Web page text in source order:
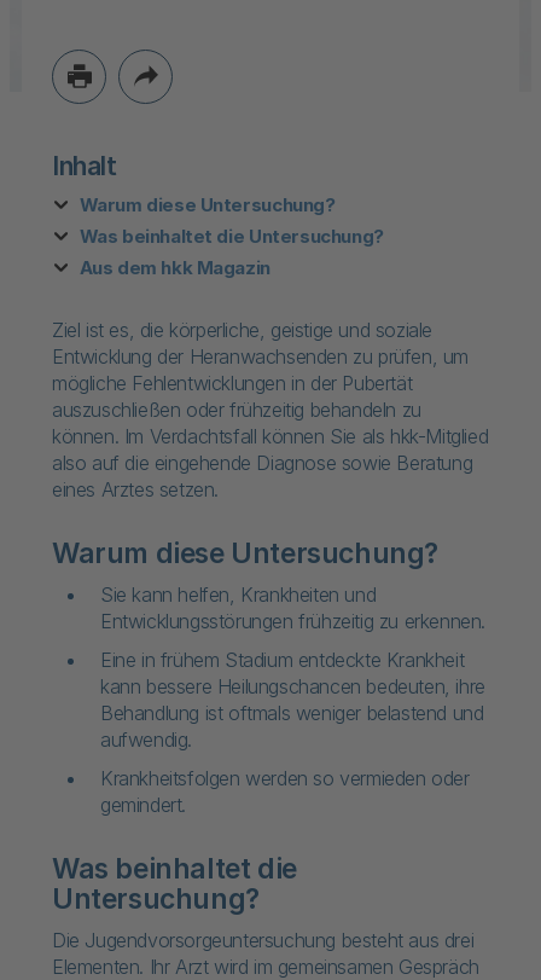
Inhalt
Warum diese Untersuchung?
Was beinhaltet die Untersuchung?
Aus dem hkk Magazin
Ziel ist es, die körperliche, geistige und soziale
Entwicklung der Heranwachsenden zu prüfen, um
mögliche Fehlentwicklungen in der Pubertät
auszuschließen oder frühzeitig behandeln zu
können. Im Verdachtsfall können Sie als hkk-Mitglied
also auf die eingehende Diagnose sowie Beratung
eines Arztes setzen.
Warum diese Untersuchung?
Sie kann helfen, Krankheiten und
Entwicklungsstörungen frühzeitig zu erkennen.
Eine in frühem Stadium entdeckte Krankheit
kann bessere Heilungschancen bedeuten, ihre
Behandlung ist oftmals weniger belastend und
aufwendig.
Krankheitsfolgen werden so vermieden oder
gemindert.
Was beinhaltet die
Untersuchung?
Die Jugendvorsorgeuntersuchung besteht aus drei
Elementen. Ihr Arzt wird im gemeinsamen Gespräch